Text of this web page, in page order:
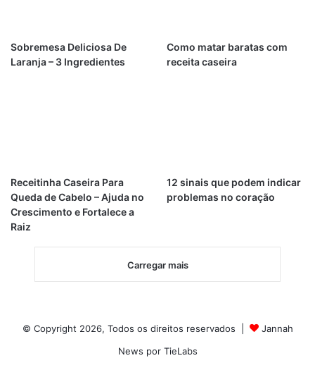
Sobremesa Deliciosa De
Laranja – 3 Ingredientes
Como matar baratas com
receita caseira
Receitinha Caseira Para
Queda de Cabelo – Ajuda no
Crescimento e Fortalece a
Raiz
12 sinais que podem indicar
problemas no coração
Carregar mais
© Copyright 2026, Todos os direitos reservados |
Jannah
News por TieLabs